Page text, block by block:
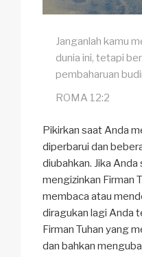
Janganlah kamu
dunia ini, tetapi
pembaharuan
ROMA 12:2
Pikirkan saat Anda
diperbarui dan
diubahkan. Jika
mengizinkan Firman
membaca atau
diragukan lagi Anda
Firman Tuhan yang
dan bahkan